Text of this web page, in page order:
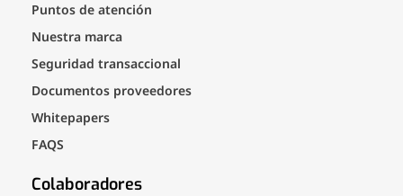
Puntos de atención
Nuestra marca
Seguridad transaccional
Documentos proveedores
Whitepapers
FAQS
Colaboradores